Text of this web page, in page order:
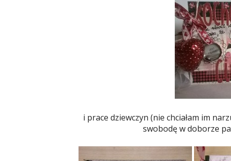
i prace dziewczyn (nie chciałam im
swobodę w doborze